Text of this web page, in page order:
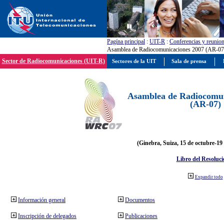
Pagína principal : UIT-R : Conferencias y
Asamblea de Radiocomunicaciones 2007 (AR-
Sector de Radiocomunicaciones (UIT-R)
Asamblea de
(AR-07)
(Ginebra, Suiza, 15 de octubre-19
Libro del
Expandir todo
Información general
Inscripción de delegados
Documentos
Publicaciones
Sectores de la UIT Sala de prensa